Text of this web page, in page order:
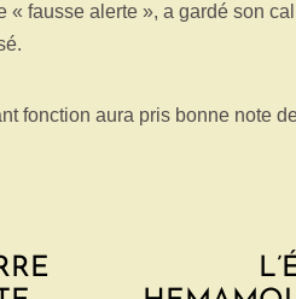
« fausse alerte », a gardé son
fonction aura pris bonne